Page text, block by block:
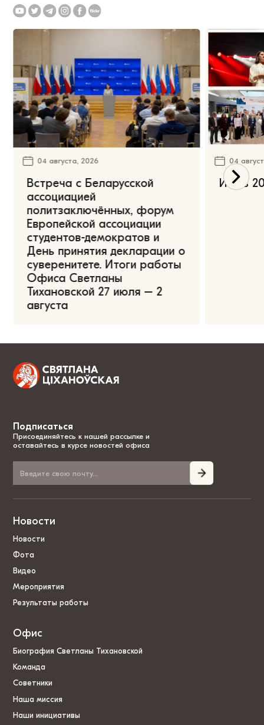
04 августа, 2026
Встреча с Беларусской
ассоциацией
политзаключённых, форум
Европейской ассоциации
студентов-демократов и
День принятия декларации о
суверенитете. Итоги работы
Офиса Светланы
Тихановской 27 июля – 2
августа
04
Июль
Подписаться
Присоединяйтесь к нашей рассылке и
оставайтесь в курсе новостей офиса
Новости
Новости
Фота
Видео
Мероприятия
Результаты работы
Офис
Биография Светланы Тихановской
Команда
Советники
Наша миссия
Наши инициативы